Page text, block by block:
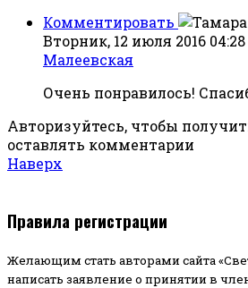
Комментировать
Вторник, 12 июля 2016 04:28
Малеевская
Очень понравилось!
Авторизуйтесь, чтобы
оставлять комментарии
Наверх
Правила регистрации
Желающим стать авторами сайта
написать заявление о принятии в